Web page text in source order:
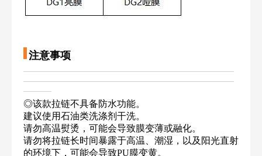
注意事项
——————————————————————————————
——————————————————————————————
————
◎该款拉链不具备防水功能。
建议使用石油类洗涤剂干洗。
请勿高温熨烫，可能会导致膜变薄或融化。
请勿将拉链长时间暴露于高温、潮湿，以及阳光直射
的环境下，可能会导致PU膜变黄。